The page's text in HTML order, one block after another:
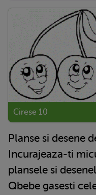
Cirese 10
Planse si desene
Incurajeaza-ti
plansele si
Qbebe gasesti